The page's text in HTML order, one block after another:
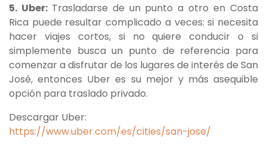
5. Uber: Trasladarse de un punto a otro en Costa
Rica puede resultar complicado a veces: si necesita
hacer viajes cortos, si no quiere conducir o si
simplemente busca un punto de referencia para
comenzar a disfrutar de los lugares de interés de San
José, entonces Uber es su mejor y más asequible
opción para traslado privado.
Descargar Uber:
https://www.uber.com/es/cities/san-jose/